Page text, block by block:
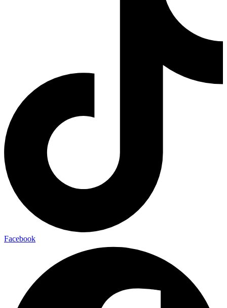
Facebook